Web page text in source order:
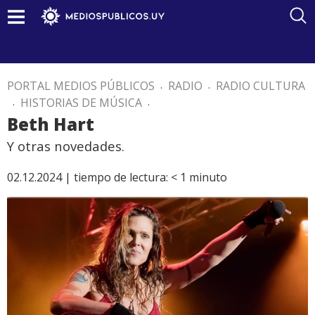
PORTAL MEDIOS PÚBLICOS . RADIO . RADIO CULTURA
. HISTORIAS DE MÚSICA .
Beth Hart
Y otras novedades.
02.12.2024 | tiempo de lectura: < 1 minuto